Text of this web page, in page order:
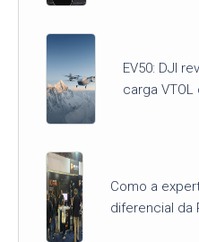
EV50: DJI
carga VTOL
Como a
diferencial da